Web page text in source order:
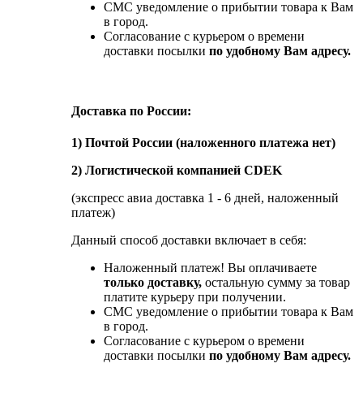
СМС уведомление о прибытии товара к Вам
в город.
Согласование с курьером о времени
доставки посылки по удобному Вам адресу.
Доставка по России:
1) Почтой России (наложенного платежа нет)
2) Логистической компанией CDEK
(экспресс авиа доставка 1 - 6 дней, наложенный
платеж)
Данный способ доставки включает в себя:
Наложенный платеж! Вы оплачиваете
только доставку, остальную сумму за товар
платите курьеру при получении.
СМС уведомление о прибытии товара к Вам
в город.
Согласование с курьером о времени
доставки посылки по удобному Вам адресу.